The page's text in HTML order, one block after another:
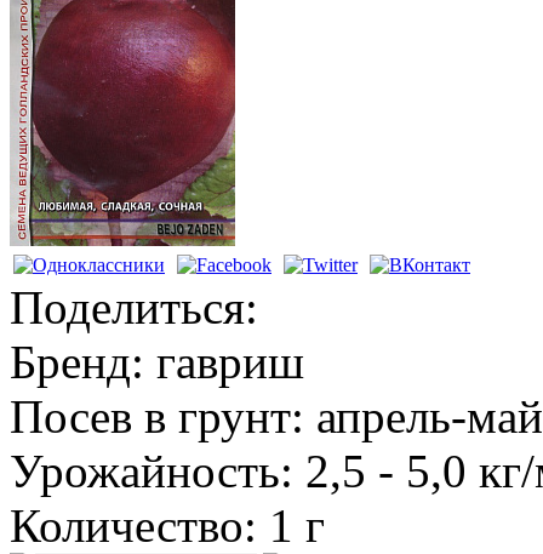
Поделиться:
Бренд: гавриш
Посев в грунт: апрель-май
Урожайность: 2,5 - 5,0
Количество: 1 г